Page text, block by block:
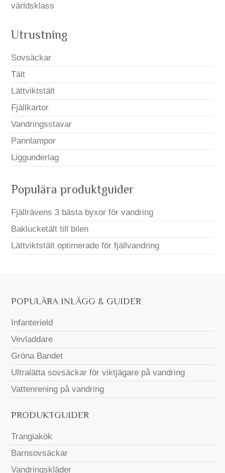
världsklass
Utrustning
Sovsäckar
Tält
Lättviktstält
Fjällkartor
Vandringsstavar
Pannlampor
Liggunderlag
Populära produktguider
Fjällrävens 3 bästa byxor för vandring
Baklucketält till bilen
Lättviktstält optimerade för fjällvandring
POPULÄRA INLÄGG & GUIDER
Infanterield
Vevladdare
Gröna Bandet
Ultralätta sovsäckar för viktjägare på vandring
Vattenrening på vandring
PRODUKTGUIDER
Trangiakök
Barnsovsäckar
Vandringskläder